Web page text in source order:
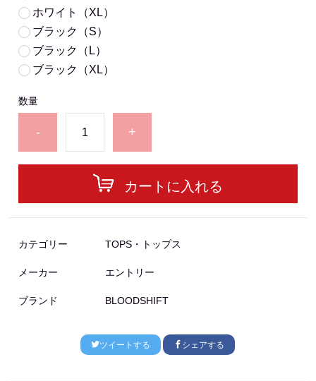
ホワイト（XL）
ブラック（S）
ブラック（L）
ブラック（XL）
数量
- +
カートに入れる
カテゴリー TOPS・トップス
メーカー エントリー
ブランド BLOODSHIFT
ツイートする シェアする